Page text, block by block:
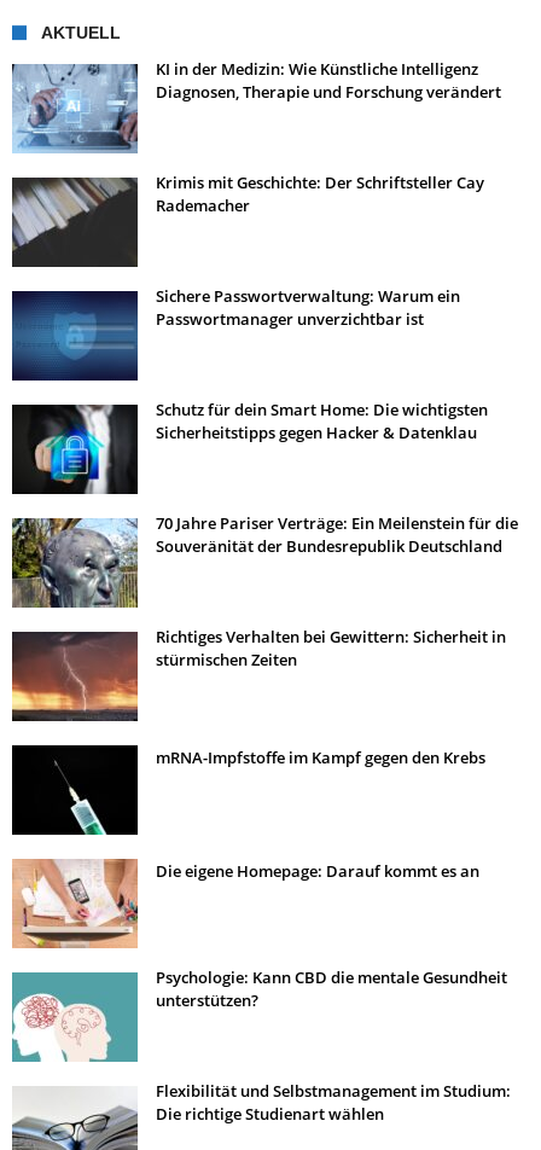
AKTUELL
KI in der Medizin: Wie Künstliche Intelligenz
Diagnosen, Therapie und Forschung verändert
Krimis mit Geschichte: Der Schriftsteller Cay
Rademacher
Sichere Passwortverwaltung: Warum ein
Passwortmanager unverzichtbar ist
Schutz für dein Smart Home: Die wichtigsten
Sicherheitstipps gegen Hacker & Datenklau
70 Jahre Pariser Verträge: Ein Meilenstein für die
Souveränität der Bundesrepublik Deutschland
Richtiges Verhalten bei Gewittern: Sicherheit in
stürmischen Zeiten
mRNA-Impfstoffe im Kampf gegen den Krebs
Die eigene Homepage: Darauf kommt es an
Psychologie: Kann CBD die mentale Gesundheit
unterstützen?
Flexibilität und Selbstmanagement im Studium:
Die richtige Studienart wählen